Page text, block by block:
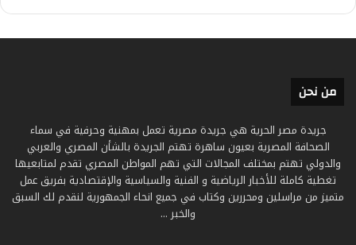
من نحن
جريدة مصر الحرية هي جريدة مصرية تعمل بمهنية وحرفية في سماء
الصحافة المصرية بعيون ساهرة تهتم الجريدة بالشأن المصري والعربي
والدولي تهتم بمختلف المجالات التي تهم المواطن المصري تقدم لمتابعيها
تغطية كاملة للأخبار الرياضية و الفنية والسياسية والإقتصادية بفريق عمل
متميز من مراسلين ومحررين وكتاب في جميع انحاء الجمهورية لنقدم لك السبق
والخبر ...